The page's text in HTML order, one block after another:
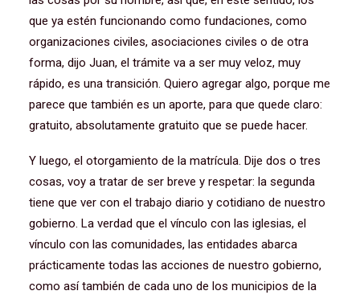
que ya estén funcionando como fundaciones, como
organizaciones civiles, asociaciones civiles o de otra
forma, dijo Juan, el trámite va a ser muy veloz, muy
rápido, es una transición. Quiero agregar algo, porque me
parece que también es un aporte, para que quede claro:
gratuito, absolutamente gratuito que se puede hacer.
Y luego, el otorgamiento de la matrícula. Dije dos o tres
cosas, voy a tratar de ser breve y respetar: la segunda
tiene que ver con el trabajo diario y cotidiano de nuestro
gobierno. La verdad que el vínculo con las iglesias, el
vínculo con las comunidades, las entidades abarca
prácticamente todas las acciones de nuestro gobierno,
como así también de cada uno de los municipios de la